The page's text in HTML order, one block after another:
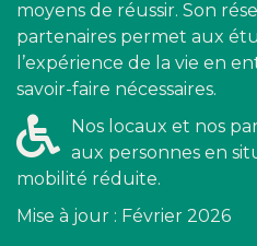
moyens de réussir. Son
partenaires permet aux
l’expérience de la vie en
savoir-faire nécessaires.
Nos locaux et nos
aux personnes en
mobilité réduite.
Mise à jour : Février 2026